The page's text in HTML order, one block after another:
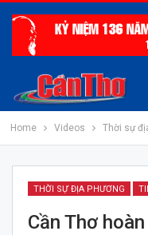
Home Videos Thời sự
THỜI SỰ ĐỊA PHƯƠNG
Cần Thơ